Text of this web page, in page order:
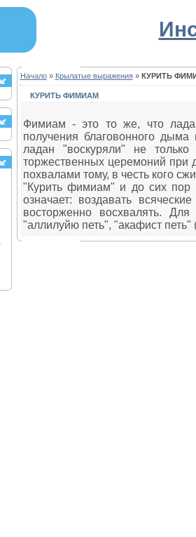
Начало» Крылатые выражения» КУРИТЬ
КУРИТЬ ФИМИАМ
Фимиам - это то же, что
получения благовонного
ладан "воскуряли" не
торжественных церемоний при
похвалами тому, в честь кого
"Курить фимиам" и до сих пор
означает: воздавать
восторженно восхвалять.
"аллилуйю петь", "акафист петь"